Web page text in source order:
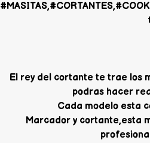
El rey del cortante te trae los
podras hacer
Cada modelo esta
Marcador y cortante,esta